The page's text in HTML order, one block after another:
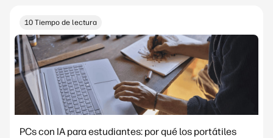
10 Tiempo de lectura
PCs con IA para estudiantes: por qué los portátiles